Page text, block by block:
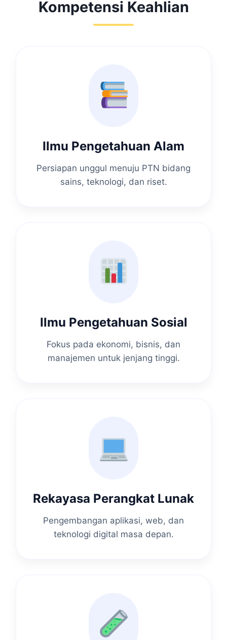
Kompetensi Keahlian
Ilmu Pengetahuan Alam
Persiapan unggul menuju PTN bidang
sains, teknologi, dan riset.
Ilmu Pengetahuan Sosial
Fokus pada ekonomi, bisnis, dan
manajemen untuk jenjang tinggi.
Rekayasa Perangkat Lunak
Pengembangan aplikasi, web, dan
teknologi digital masa depan.